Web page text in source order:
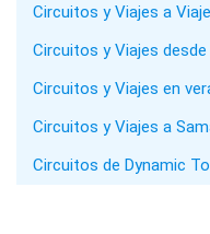
Circuitos y Viajes a
Circuitos y Viajes
Circuitos y Viajes en
Circuitos y Viajes a
Circuitos de Dynamic